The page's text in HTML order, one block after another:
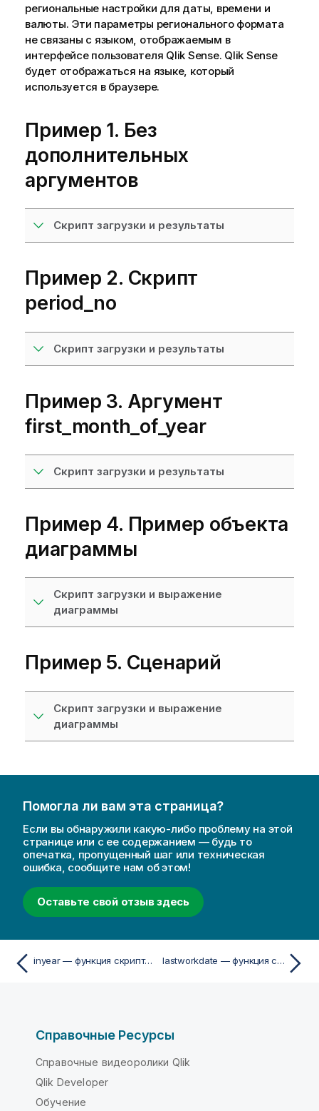
региональные настройки для даты, времени и
валюты. Эти параметры регионального формата
не связаны с языком, отображаемым в
интерфейсе пользователя Qlik Sense. Qlik Sense
будет отображаться на языке, который
используется в браузере.
Пример 1. Без
дополнительных
аргументов
Скрипт загрузки и результаты
Пример 2. Скрипт
period_no
Скрипт загрузки и результаты
Пример 3. Аргумент
first_month_of_year
Скрипт загрузки и результаты
Пример 4. Пример объекта
диаграммы
Скрипт загрузки и выражение
диаграммы
Пример 5. Сценарий
Скрипт загрузки и выражение
диаграммы
Помогла ли вам эта страница?
Если вы обнаружили какую-либо проблему на этой
странице или с ее содержанием — будь то
опечатка, пропущенный шаг или техническая
ошибка, сообщите нам об этом!
Оставьте свой отзыв здесь
inyear — функция скриптa и диаграммы lastworkdate — функция скриптa и диаграммы
Справочные Ресурсы
Справочные видеоролики Qlik
Qlik Developer
Обучение